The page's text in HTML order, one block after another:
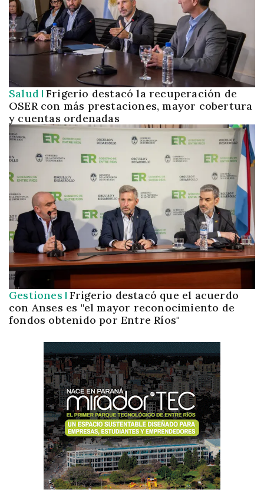
Salud Frigerio destacó la recuperación de
OSER con más prestaciones, mayor cobertura
y cuentas ordenadas
Gestiones Frigerio destacó que el acuerdo
con Anses es "el mayor reconocimiento de
fondos obtenido por Entre Ríos"